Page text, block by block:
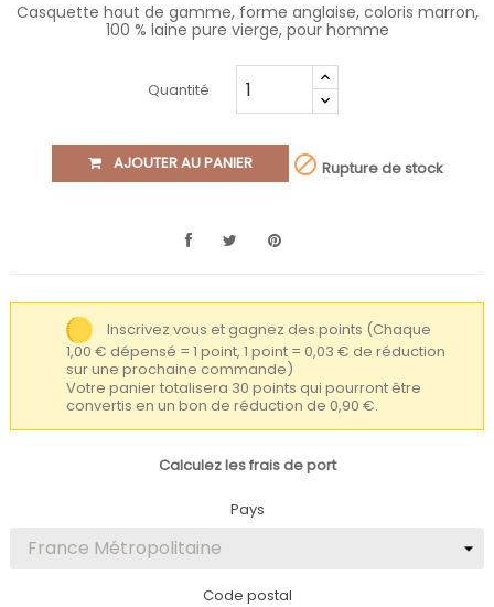
Casquette haut de gamme, forme anglaise, coloris marron,
100 % laine pure vierge, pour homme
Quantité
AJOUTER AU PANIER  Rupture de stock
Inscrivez vous et gagnez des points (Chaque
1,00 € dépensé = 1 point, 1 point = 0,03 € de réduction
sur une prochaine commande)
Votre panier totalisera 30 points qui pourront être
convertis en un bon de réduction de 0,90 €.
Calculez les frais de port
Pays
Code postal